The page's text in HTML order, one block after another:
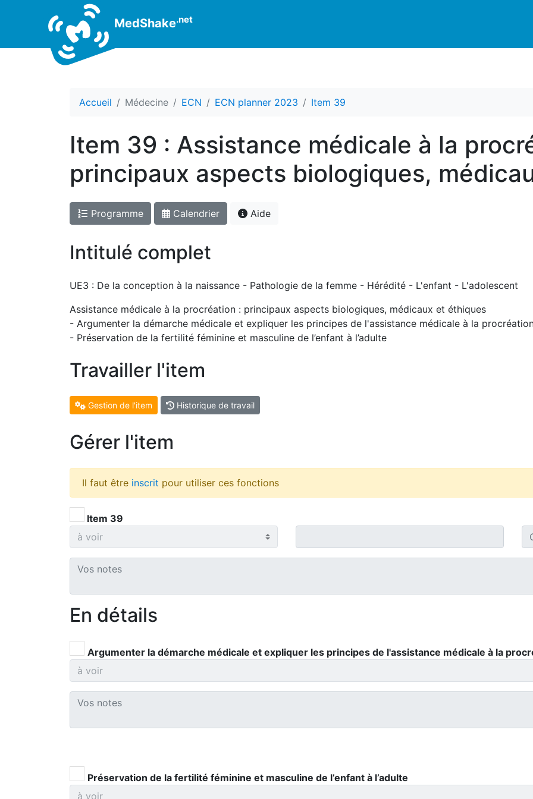
MedShake.net
Accueil Médecine ECN ECN planner 2023 Item 39
Item 39 : Assistance médicale à la
principaux aspects biologiques,
Programme Calendrier Aide
Intitulé complet
UE3 : De la conception à la naissance - Pathologie de la femme - Hérédité - L'enfant - L'adolescent
Assistance médicale à la procréation : principaux aspects biologiques, médicaux et éthiques
- Argumenter la démarche médicale et expliquer les principes de l'assistance médicale à la
- Préservation de la fertilité féminine et masculine de l’enfant à l’adulte
Travailler l'item
Gestion de l'item Historique de travail
Gérer l'item
Il faut être inscrit pour utiliser ces fonctions
Item 39
En détails
Argumenter la démarche médicale et expliquer les principes de l'assistance médicale à la
Préservation de la fertilité féminine et masculine de l’enfant à l’adulte